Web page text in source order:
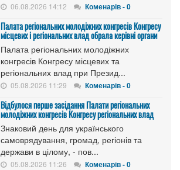
06.08.2026 14:12 Коменарів - 0
Палата регіональних молодіжних конгресів Конгресу
місцевих і регіональних влад обрала керівні органи
Палата регіональних молодіжних
конгресів Конгресу місцевих та
регіональних влад при Презид...
05.08.2026 11:29 Коменарів - 0
Відбулося перше засідання Палати регіональних
молодіжних конгресів Конгресу регіональних влад
Знаковий день для українського
самоврядування, громад, регіонів та
держави в цілому, - пов...
05.08.2026 11:26 Коменарів - 0